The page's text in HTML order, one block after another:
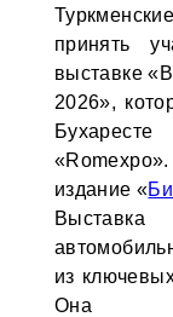
принять
выставке
2026»,
издание «
из
Она